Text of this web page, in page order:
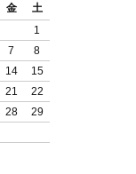
金
土
1
7
8
14
15
21
22
28
29